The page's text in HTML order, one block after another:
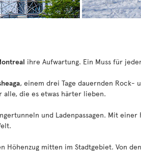
ihre Aufwartung. Ein Muss für
, einem drei Tage dauernden Rock-
alle, die es etwas härter lieben.
und Ladenpassagen. Mit einer
Höhenzug mitten im Stadtgebiet. Von